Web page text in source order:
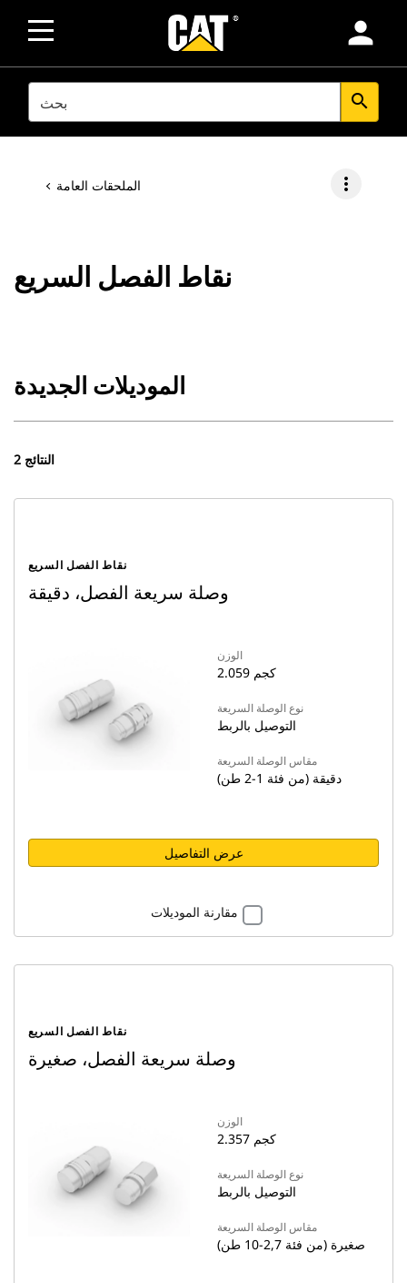
person
SEARCH search
الملحقات العامة more_vert
نقاط الفصل السريع
الموديلات الجديدة
2 النتائج
نقاط الفصل السريع
وصلة سريعة الفصل، دقيقة
الوزن
2.059 كجم
نوع الوصلة السريعة
التوصيل بالربط
مقاس الوصلة السريعة
دقيقة (من فئة 1-2 طن)
عرض التفاصيل
مقارنة الموديلات
نقاط الفصل السريع
وصلة سريعة الفصل، صغيرة
الوزن
2.357 كجم
نوع الوصلة السريعة
التوصيل بالربط
مقاس الوصلة السريعة
صغيرة (من فئة 2,7-10 طن)